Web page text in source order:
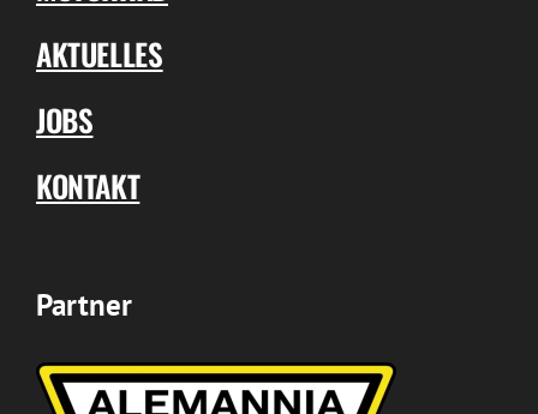
AKTUELLES
JOBS
KONTAKT
Partner